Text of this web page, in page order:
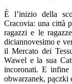
È l’inizio della
Cracovia: una città
ragazzi e le
diciannovesimo e
il Mercato dei
Wawel e la sua
incoronati. E infine
obwarzanek, pączki